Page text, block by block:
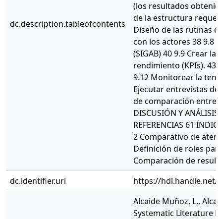
dc.description.tableofcontents
(los resultados
de la estructura
Diseño de las rutinas
con los actores 38 9.8
(SIGAB) 40 9.9 Crear
rendimiento (KPIs). 43
9.12 Monitorear la
Ejecutar entrevistas
de comparación entre
DISCUSIÓN Y
REFERENCIAS 61
2 Comparativo de
Definición de roles
Comparación de
dc.identifier.uri
https://hdl.handle.net/
Alcaide Muñoz, L.,
Systematic Literature